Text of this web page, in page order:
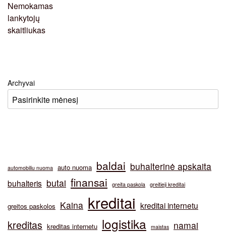
Archyvai
automobiliu nuoma auto nuoma baldai buhalterinė apskaita
buhalteris butai finansai greita paskola greitieji kreditai
greitos paskolos Kaina kreditai kreditai internetu
kreditas kreditas internetu logistika maistas namai